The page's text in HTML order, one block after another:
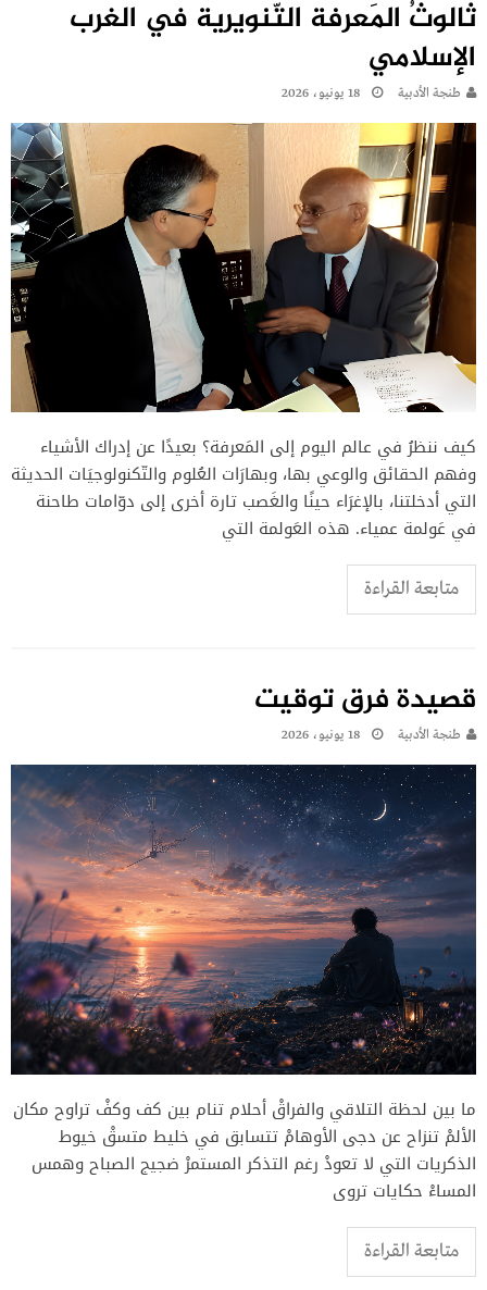
ثالوثُ المَعرفة التّنويرية في الغرب
الإسلامي
طنجة الأدبية 18 يونيو، 2026
كيف ننظرُ في عالم اليوم إلى المَعرفة؟ بعيدًا عن إدراك الأشياء
وفهم الحقائق والوعي بها، وبهارَات العُلوم والتّكنولوجيَات الحديثة
التي أدخلتنا، بالإغرَاء حينًا والغَصب تارة أخرى إلى دوّامات طاحنة
في عَولمة عمياء. هذه العَولمة التي
متابعة القراءة
قصيدة فرق توقيت
طنجة الأدبية 18 يونيو، 2026
ما بين لحظة التلاقي والفراقْ أحلام تنام بين كف وكفْ تراوح مكان
الألمْ تنزاح عن دجى الأوهامْ تتسابق في خليط متسقْ خيوط
الذكريات التي لا تعودْ رغم التذكر المستمرْ ضجيج الصباح وهمس
المساءْ حكايات تروى
متابعة القراءة